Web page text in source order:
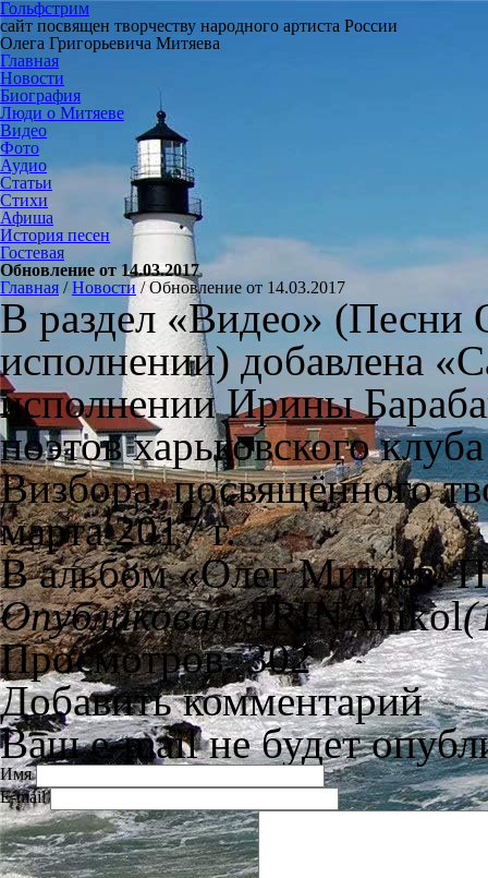
Гольфстрим
сайт посвящен творчеству народного артиста России
Олега Григорьевича Митяева
Главная
Новости
Биография
Люди о Митяеве
Видео
Фото
Аудио
Статьи
Стихи
Афиша
История песен
Гостевая
Обновление от 14.03.2017
Главная /Новости /Обновление от 14.03.2017
В раздел «Видео» (Песни
исполнении) добавлена
исполнении Ирины
поэтов харьковского
Визбора, посвящённого
марта 2017 г.
В альбом «Олег Митяев.
Опубликовал:IRINAnikol
Просмотров: 302
Добавить комментарий
Ваш e-mail не будет
Имя
E-mail